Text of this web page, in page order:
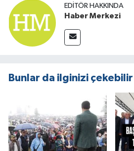
EDITÖR HAKKINDA
Haber Merkezi
Bunlar da ilginizi çekebilir